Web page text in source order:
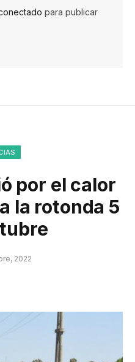
para publicar
por el calor
la rotonda 5
2022